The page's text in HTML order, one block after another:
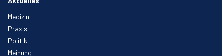
Medizin
Praxis
Politik
Meinung